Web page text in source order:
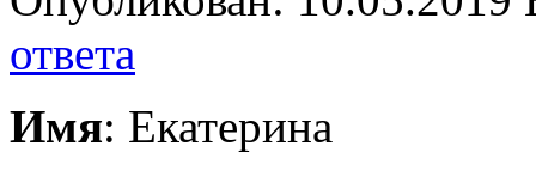
ответа
Имя: Екатерина